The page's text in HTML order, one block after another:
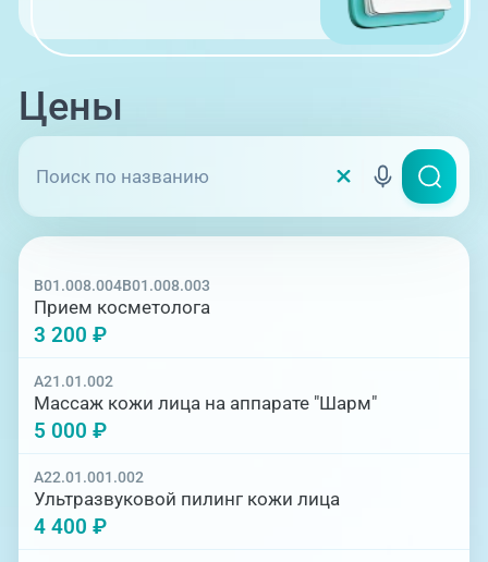
Цены
B01.008.004B01.008.003
Прием косметолога
3 200 ₽
A21.01.002
Массаж кожи лица на аппарате "Шарм"
5 000 ₽
A22.01.001.002
Ультразвуковой пилинг кожи лица
4 400 ₽